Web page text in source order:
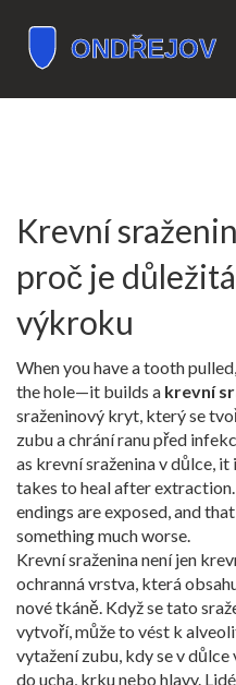
Krevní
proč je
výkroku
When you have a tooth
the hole—it builds a krevní
sraženinový kryt, který se
zubu a chrání ranu před
as krevní sraženina v důlce, it
takes to heal after
endings are exposed, and
something much worse.
Krevní sraženina není jen
ochranná vrstva, která
nové tkáně. Když se tato
vytvoří, může to vést k
vytažení zubu, kdy se v
do ucha, krku nebo hlavy.